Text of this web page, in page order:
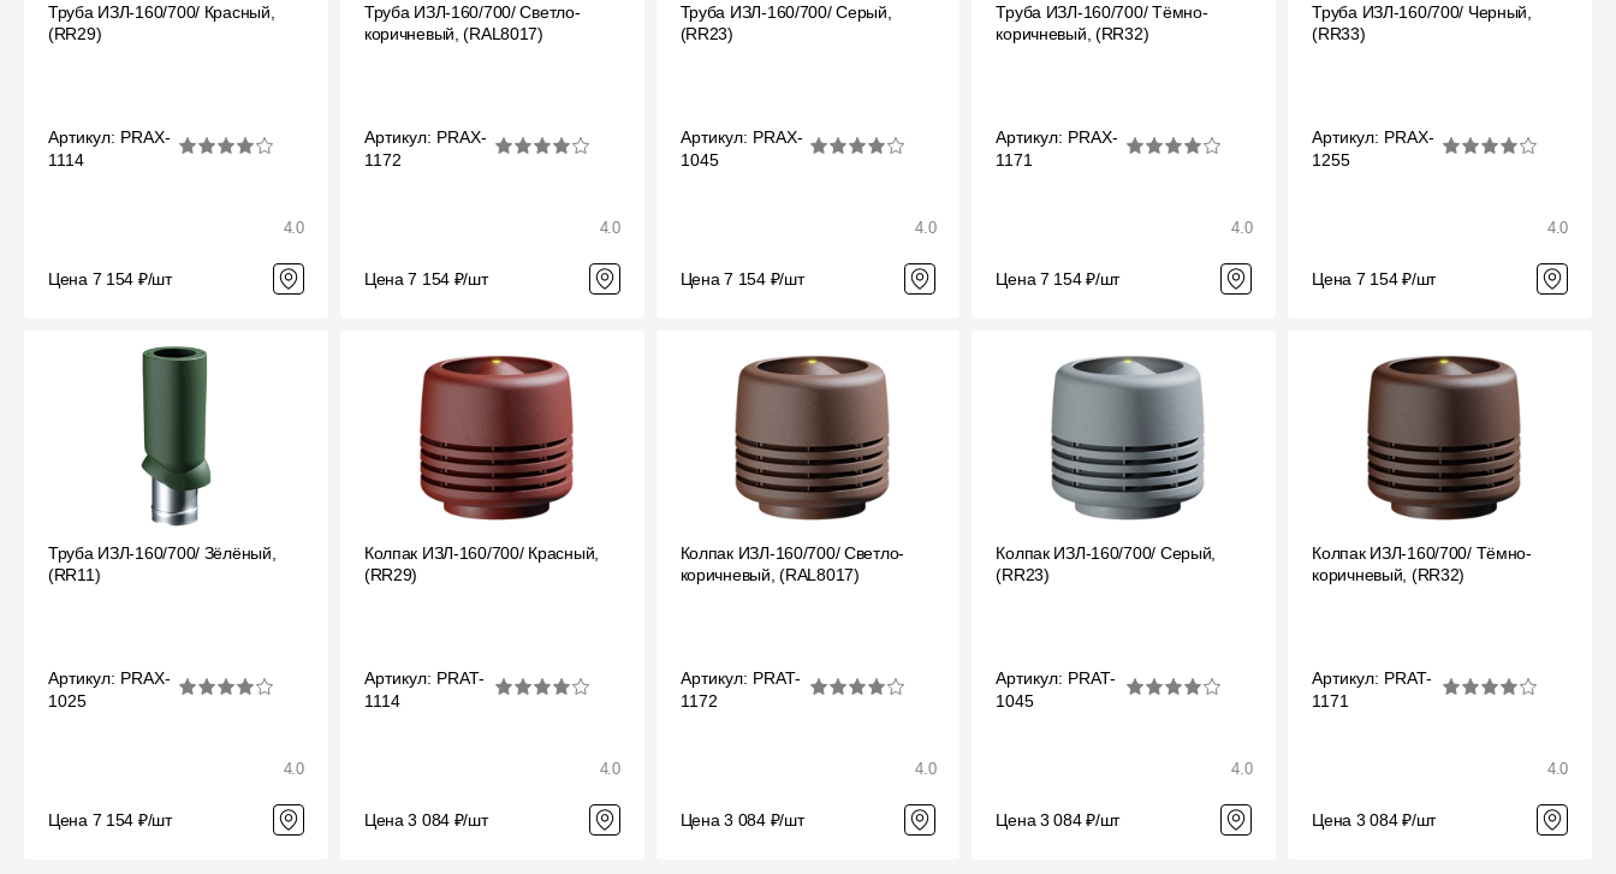
Металлические водосточные
Чердачные лестницы
Труба ИЗЛ-160/700/ Красный,
(RR29)
Артикул: PRAX-
1114
4.0
Цена 7 154 ₽/шт
Труба ИЗЛ-160/700/ Светло-
коричневый, (RAL8017)
Артикул: PRAX-
1172
4.0
Цена 7 154 ₽/шт
Труба ИЗЛ-160/700/ Серый,
(RR23)
Артикул: PRAX-
1045
4.0
Цена 7 154 ₽/шт
Труба ИЗЛ-160/700/ Тёмно-
коричневый, (RR32)
Артикул: PRAX-
1171
4.0
Цена 7 154 ₽/шт
Труба ИЗЛ-160/700/ Черный,
(RR33)
Артикул: PRAX-
1255
4.0
Цена 7 154 ₽/шт
Труба ИЗЛ-160/700/ Зёлёный,
(RR11)
Артикул: PRAX-
1025
4.0
Цена 7 154 ₽/шт
Колпак ИЗЛ-160/700/ Красный,
(RR29)
Артикул: PRAT-
1114
4.0
Цена 3 084 ₽/шт
Колпак ИЗЛ-160/700/ Светло-
коричневый, (RAL8017)
Артикул: PRAT-
1172
4.0
Цена 3 084 ₽/шт
Колпак ИЗЛ-160/700/ Серый,
(RR23)
Артикул: PRAT-
1045
4.0
Цена 3 084 ₽/шт
Колпак ИЗЛ-160/700/ Тёмно-
коричневый, (RR32)
Артикул: PRAT-
1171
4.0
Цена 3 084 ₽/шт